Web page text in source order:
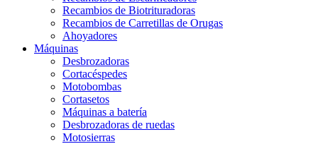
Recambios de Biotrituradoras
Recambios de Carretillas de Orugas
Ahoyadores
Máquinas
Desbrozadoras
Cortacéspedes
Motobombas
Cortasetos
Máquinas a batería
Desbrozadoras de ruedas
Motosierras